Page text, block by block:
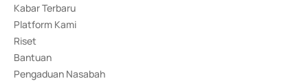
Kabar Terbaru
Platform Kami
Riset
Bantuan
Pengaduan Nasabah